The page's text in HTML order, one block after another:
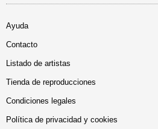
Ayuda
Contacto
Listado de artistas
Tienda de reproducciones
Condiciones legales
Política de privacidad y cookies